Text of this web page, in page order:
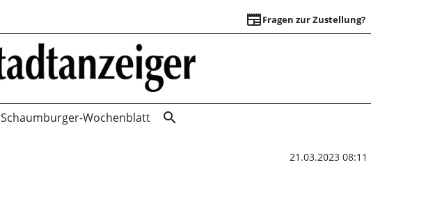
newspaperFragen zur Zustellung?
Gespräch mit
Schaumburger-Wochenblatt search
21.03.2023 08:11